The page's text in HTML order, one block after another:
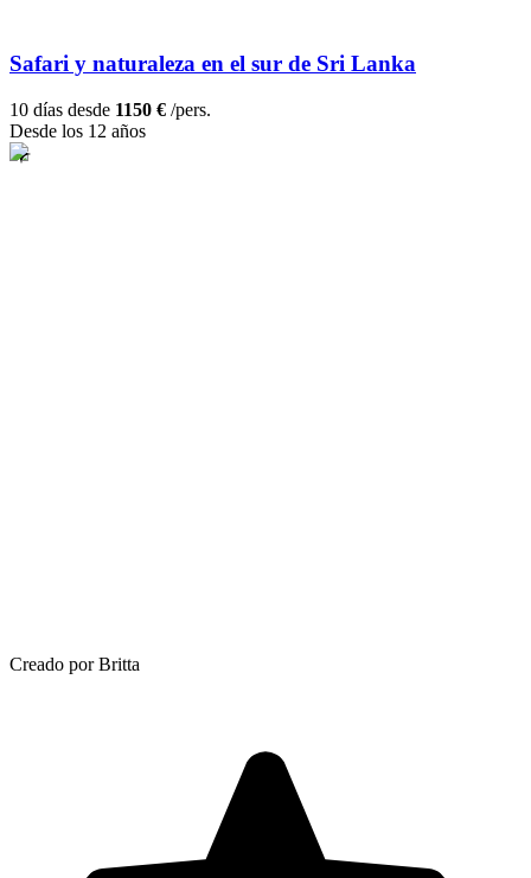
Safari y naturaleza en el sur de Sri Lanka
10 días desde 1150 € /pers.
Desde los 12 años
Creado por Britta